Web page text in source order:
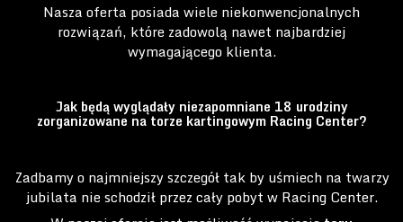
Nasza oferta posiada wiele niekonwencjonalnych
rozwiązań, które zadowolą nawet najbardziej
wymagającego klienta.
Jak będą wyglądały niezapomniane 18 urodziny
zorganizowane na torze kartingowym Racing Center?
Zadbamy o najmniejszy szczegół tak by uśmiech na twarzy
jubilata nie schodził przez cały pobyt w Racing Center.